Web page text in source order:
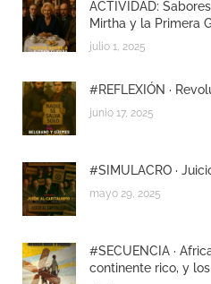
ACTIVIDAD:
Mirtha y la Primera
julio 1, 2025
#REFLEXIÓN ·
junio 17, 2025
#SIMULACRO ·
mayo 29, 2025
#SECUENCIA ·
continente rico, y